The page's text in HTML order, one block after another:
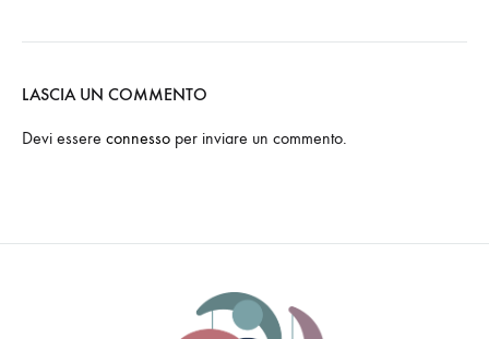
LASCIA UN COMMENTO
Devi essere connesso per inviare un commento.